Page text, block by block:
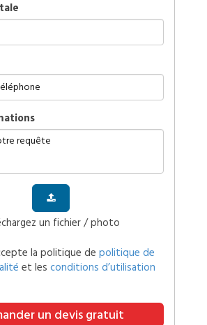
un fichier / photo
la politique de politique de
et les conditions d’utilisation
un devis gratuit